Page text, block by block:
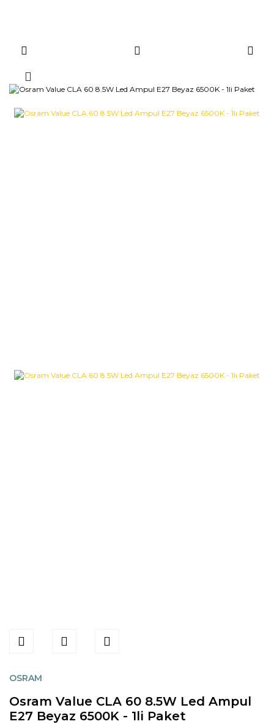
OSRAM
Osram Value CLA 60 8.5W Led Ampul
E27 Beyaz 6500K - 1li Paket